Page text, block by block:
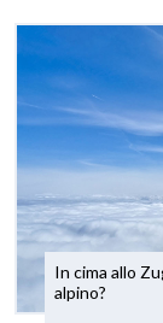
In cima allo
alpino?